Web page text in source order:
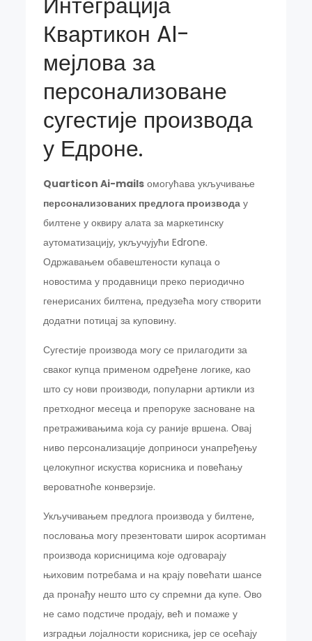
Квартикон AI-
мејлова за
персонализоване
сугестије производа
у Едроне.
Quarticon Ai-mails омогућава укључивање
персонализованих предлога производа у
билтене у оквиру алата за маркетинску
аутоматизацију, укључујући Edrone.
Одржавањем обавештености купаца о
новостима у продавници преко периодично
генерисаних билтена, предузећа могу створити
додатни потицај за куповину.
Сугестије производа могу се прилагодити за
сваког купца применом одређене логике, као
што су нови производи, популарни артикли из
претходног месеца и препоруке засноване на
претраживањима која су раније вршена. Овај
ниво персонализације доприноси унапређењу
целокупног искуства корисника и повећању
вероватноће конверзије.
Укључивањем предлога производа у билтене,
пословања могу презентовати широк асортиман
производа корисницима које одговарају
њиховим потребама и на крају повећати шансе
да пронађу нешто што су спремни да купе. Ово
не само подстиче продају, већ и помаже у
изградњи лојалности корисника, јер се осећају